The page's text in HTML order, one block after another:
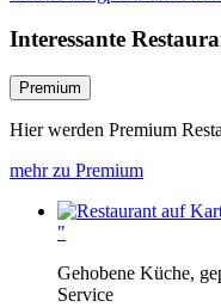
Interessante
Premium
Hier werden Premium
mehr zu Premium
"
Gehobene Küche,
Service